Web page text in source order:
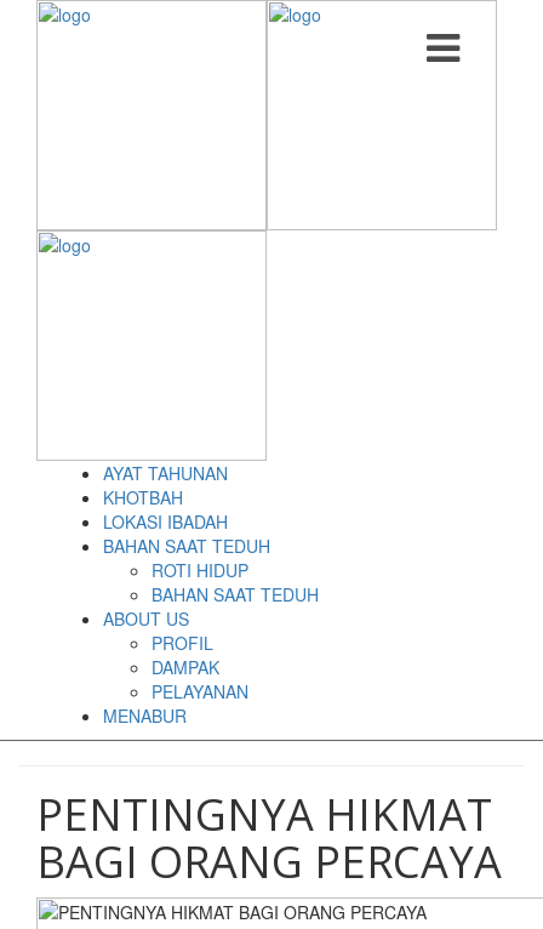
AYAT TAHUNAN
KHOTBAH
LOKASI IBADAH
BAHAN SAAT TEDUH
ROTI HIDUP
BAHAN SAAT TEDUH
ABOUT US
PROFIL
DAMPAK
PELAYANAN
MENABUR
PENTINGNYA HIKMAT
BAGI ORANG PERCAYA